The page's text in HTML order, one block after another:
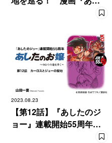
たのお嬢』単行本発売決
2023.08.23
【第12話】『あしたのジ
ョー』連載開始55周年
漫画『あしたのお嬢 〜